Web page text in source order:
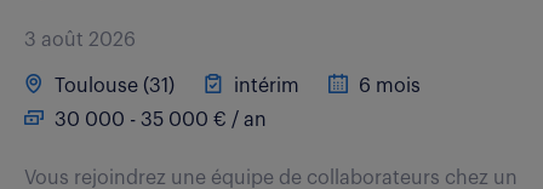
3 août 2026
Toulouse (31) intérim
6 mois
30 000 - 35 000 € / an
Vous rejoindrez une équipe de collaborateurs chez un